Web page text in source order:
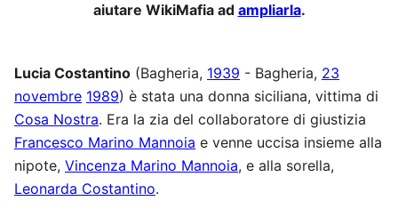
aiutare WikiMafia ad ampliarla.
Lucia Costantino (Bagheria, 1939 - Bagheria, 23
novembre 1989) è stata una donna siciliana, vittima di
Cosa Nostra. Era la zia del collaboratore di giustizia
Francesco Marino Mannoia e venne uccisa insieme alla
nipote, Vincenza Marino Mannoia, e alla sorella,
Leonarda Costantino.